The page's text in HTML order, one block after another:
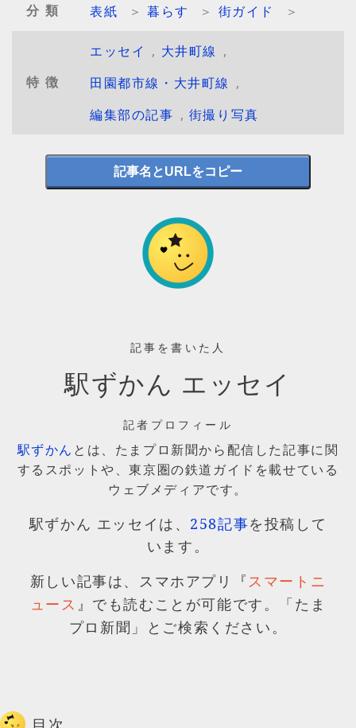
分類 表紙 ＞ 暮らす ＞ 街ガイド ＞
特徴
エッセイ , 大井町線 ,
田園都市線・大井町線 ,
編集部の記事 , 街撮り写真
記事名とURLをコピー
記事を書いた人
駅ずかん エッセイ
記者プロフィール
駅ずかん とは、たまプロ新聞から配信した記事に関
するスポットや、東京圏の鉄道ガイドを載せている
ウェブメディアです。
駅ずかん エッセイは、 258記事を投稿して
います。
新しい記事は、スマホアプリ『 スマートニ
ュース 』でも読むことが可能です。「たま
プロ新聞」とご検索ください。